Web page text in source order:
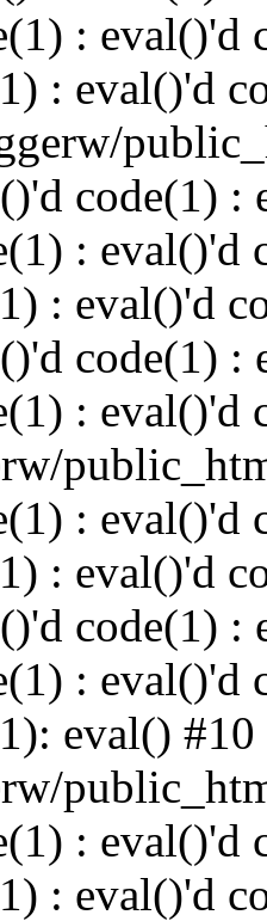
: eval()'d
: eval()'d
code(1) :
: eval()'d
: eval()'d
code(1) :
: eval()'d
: eval()'d
: eval()'d
code(1) :
: eval()'d
eval() #10
: eval()'d
: eval()'d